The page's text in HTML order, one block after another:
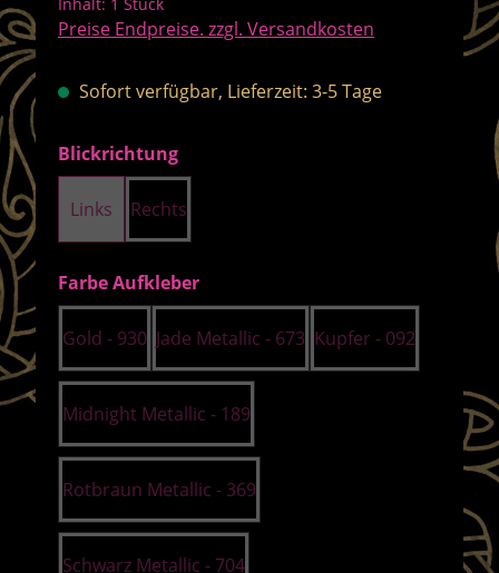
Preise Endpreise. zzgl. Versandkosten
Sofort verfügbar, Lieferzeit: 3-5 Tage
Blickrichtungauswählen
Links Rechts
Farbe Aufkleberauswählen
Gold - 930 Jade Metallic - 673 Kupfer - 092
Midnight Metallic - 189
Rotbraun Metallic - 369
Schwarz Metallic - 704